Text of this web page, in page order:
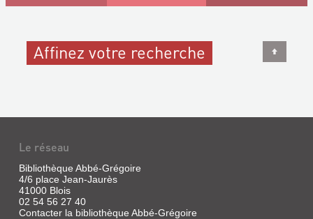
Affinez votre recherche
Le réseau
Bibliothèque Abbé-Grégoire
4/6 place Jean-Jaurès
41000 Blois
02 54 56 27 40
Contacter la bibliothèque Abbé-Grégoire